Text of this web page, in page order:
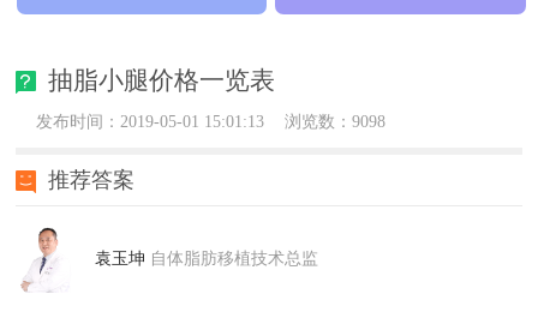
抽脂小腿价格一览表
发布时间：2019-05-01 15:01:13 浏览数：9098
推荐答案
袁玉坤 自体脂肪移植技术总监